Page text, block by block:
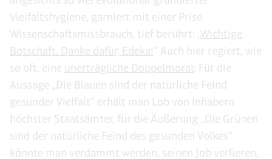
Vielfaltshygiene, garniert mit einer Prise
Wissenschaftsmissbrauch, tief berührt: „Wichtige
Botschaft. Danke dafür, Edeka!“ Auch hier regiert, wie
so oft, eine unerträgliche Doppelmoral : Für die
Aussage „Die Blauen sind der natürliche Feind
gesunder Vielfalt“ erhält man Lob von Inhabern
höchster Staatsämter, für die Äußerung „Die Grünen
sind der natürliche Feind des gesunden Volkes“
könnte man verdammt werden, seinen Job verlieren,